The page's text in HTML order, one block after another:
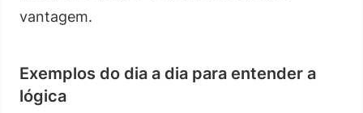
vantagem.
Exemplos do dia a dia para entender a
lógica